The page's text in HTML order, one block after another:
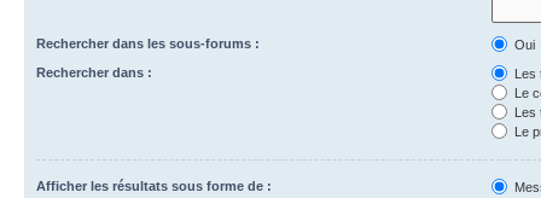
Rechercher dans les sous-forums :
Oui
Rechercher dans :
Les
Le
Les
Le
Afficher les résultats sous forme de :